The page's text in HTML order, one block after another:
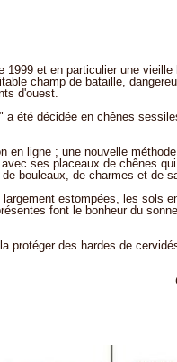
1999 et en particulier une vieille
champ de bataille,
d'ouest.
a été décidée en chênes
en ligne ; une nouvelle
ses placeaux de chênes
bouleaux, de charmes et de
estompées, les sols
font le bonheur du
protéger des hardes de